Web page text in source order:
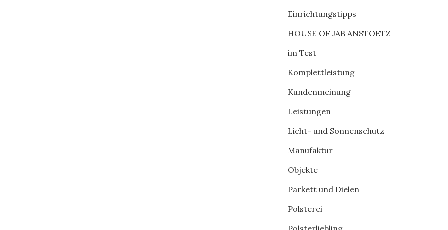
Einrichtungstipps
HOUSE OF JAB ANSTOETZ
im Test
Komplettleistung
Kundenmeinung
Leistungen
Licht- und Sonnenschutz
Manufaktur
Objekte
Parkett und Dielen
Polsterei
Polsterliebling